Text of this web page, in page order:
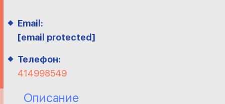
Email:
[email protected]
Телефон:
414998549
Описание